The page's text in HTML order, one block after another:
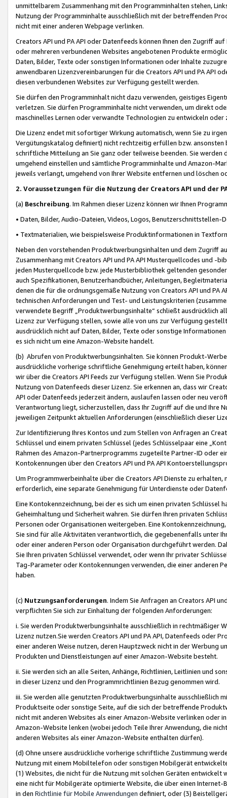
unmittelbarem Zusammenhang mit den Programminhalten stehen,
Nutzung der Programminhalte ausschließlich mit der betreffenden
nicht mit einer anderen Webpage verlinken.
Creators API und PA API oder Datenfeeds können Ihnen den Zugriff
oder mehreren verbundenen Websites angebotenen Produkte
Daten, Bilder, Texte oder sonstigen Informationen oder Inhalte
anwendbaren Lizenzvereinbarungen für die Creators API und PA API
diesen verbundenen Websites zur Verfügung gestellt werden.
Sie dürfen den Programminhalt nicht dazu verwenden, geistiges
verletzen. Sie dürfen Programminhalte nicht verwenden, um direkt
maschinelles Lernen oder verwandte Technologien zu entwickeln
Die Lizenz endet mit sofortiger Wirkung automatisch, wenn Sie zu
Vergütungskatalog definiert) nicht rechtzeitig erfüllen bzw. ansonsten
schriftliche Mitteilung an Sie ganz oder teilweise beenden. Sie werden
umgehend einstellen und sämtliche Programminhalte und Amazon-
jeweils verlangt, umgehend von Ihrer Website entfernen und löschen
2. Voraussetzungen für die Nutzung der Creators API und der
(a) Beschreibung. Im Rahmen dieser Lizenz können wir Ihnen
• Daten, Bilder, Audio-Dateien, Videos, Logos, Benutzerschnittstellen-
• Textmaterialien, wie beispielsweise Produktinformationen in
Neben den vorstehenden Produktwerbungsinhalten und dem Zugriff
Zusammenhang mit Creators API und PA API Musterquellcodes und
jeden Musterquellcode bzw. jede Musterbibliothek geltenden
auch Spezifikationen, Benutzerhandbücher, Anleitungen,
denen die für die ordnungsgemäße Nutzung von Creators API und PA
technischen Anforderungen und Test- und Leistungskriterien
verwendete Begriff „Produktwerbungsinhalte“ schließt ausdrücklich
Lizenz zur Verfügung stellen, sowie alle von uns zur Verfügung
ausdrücklich nicht auf Daten, Bilder, Texte oder sonstige
es sich nicht um eine Amazon-Website handelt.
(b) Abrufen von Produktwerbungsinhalten. Sie können Produkt-
ausdrückliche vorherige schriftliche Genehmigung erteilt haben,
wir über die Creators API Feeds zur Verfügung stellen. Wenn Sie
Nutzung von Datenfeeds dieser Lizenz. Sie erkennen an, dass wir
API oder Datenfeeds jederzeit ändern, auslaufen lassen oder neu
Verantwortung liegt, sicherzustellen, dass Ihr Zugriff auf die und Ihre
jeweiligen Zeitpunkt aktuellen Anforderungen (einschließlich dieser
Zur Identifizierung Ihres Kontos und zum Stellen von Anfragen an
Schlüssel und einem privaten Schlüssel (jedes Schlüsselpaar eine
Rahmen des Amazon-Partnerprogramms zugeteilte Partner-ID oder
Kontokennungen über den Creators API und PA API
Um Programmwerbeinhalte über die Creators API Dienste zu
erforderlich, eine separate Genehmigung für Unterdienste oder
Eine Kontokennzeichnung, bei der es sich um einen privaten
Geheimhaltung und Sicherheit wahren. Sie dürfen Ihren privaten
Personen oder Organisationen weitergeben. Eine
Sie sind für alle Aktivitäten verantwortlich, die gegebenenfalls unter
oder einer anderen Person oder Organisation durchgeführt werden.
Sie Ihren privaten Schlüssel verwendet, oder wenn Ihr privater
Tag-Parameter oder Kontokennungen verwenden, die einer anderen
haben.
(c) Nutzungsanforderungen. Indem Sie Anfragen an Creators API
verpflichten Sie sich zur Einhaltung der folgenden Anforderungen:
i. Sie werden Produktwerbungsinhalte ausschließlich in rechtmäßiger
Lizenz nutzen.Sie werden Creators API und PA API, Datenfeeds oder
einer anderen Weise nutzen, deren Hauptzweck nicht in der Werbung
Produkten und Dienstleistungen auf einer Amazon-Website besteht.
ii. Sie werden sich an alle Seiten, Anhänge, Richtlinien, Leitlinien und
in dieser Lizenz und den Programmrichtlinien Bezug genommen wird.
iii. Sie werden alle genutzten Produktwerbungsinhalte ausschließlich
Produktseite oder sonstige Seite, auf die sich der betreffende
nicht mit anderen Websites als einer Amazon-Website verlinken oder
Amazon-Website lenken (wobei jedoch Teile Ihrer Anwendung, die
anderen Websites als einer Amazon-Website enthalten dürfen).
(d) Ohne unsere ausdrückliche vorherige schriftliche Zustimmung
Nutzung mit einem Mobiltelefon oder sonstigen Mobilgerät
(1) Websites, die nicht für die Nutzung mit solchen Geräten
eine nicht für Mobilgeräte optimierte Website, die über einen
in den Richtlinie für Mobile Anwendungen definiert, oder (3)